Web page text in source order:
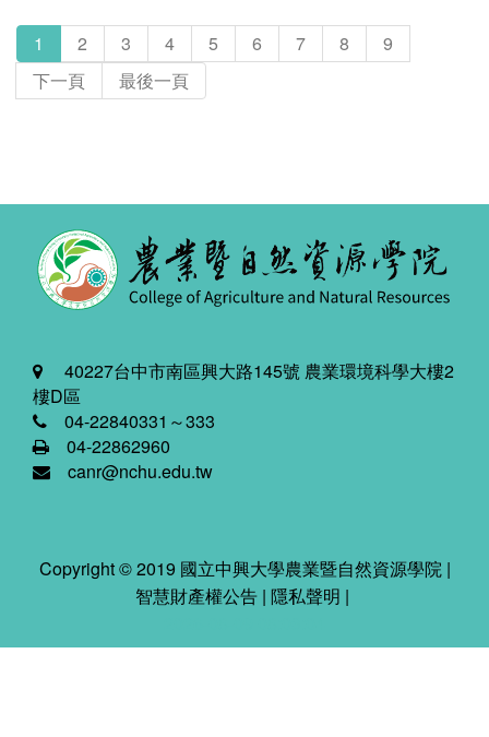
1 2 3 4 5 6 7 8
9
下一頁
最後一頁
40227台中市南區興大路145號 農業環境科學大樓2
樓D區
04-22840331～333
04-22862960
canr@nchu.edu.tw
Copyright © 2019 國立中興大學農業暨自然資源學院 |
智慧財產權公告 | 隱私聲明 |